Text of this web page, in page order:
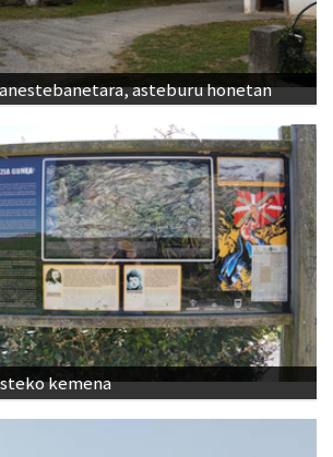
asteburu honetan
kemena